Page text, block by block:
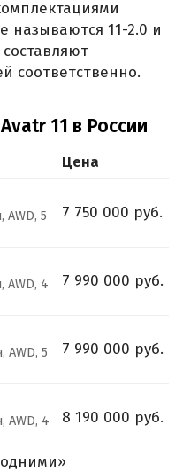
называются 11-2.0 и
соответственно.
11 в России
Цена
AWD, 5
7 750 000 руб.
AWD, 4
7 990 000 руб.
AWD, 5
7 990 000 руб.
AWD, 4
8 190 000 руб.